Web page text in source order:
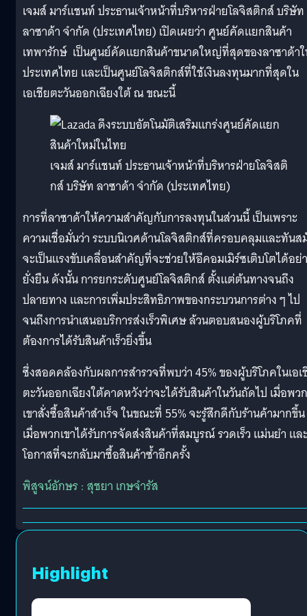
เจมส์ มาร์แชนท์ ประธานเจ้าหน้าที่บริหารฝ่ายโลจิสติกส์ บริษัท
ลาซาด้า จำกัด (ประเทศไทย) เปิดเผยว่า ศูนย์คัดแยกสินค้า
เทพารักษ์ เป็นศูนย์คัดแยกสินค้าขนาดใหญ่ที่สุดของลาซาด้า
ประเทศไทย และเป็นศูนย์โลจิสติกส์ที่ใช้เงินลงทุนมากที่สุดใน
เอเชียตะวันออกเฉียงใต้ ณ ขณะนี้
เจมส์ มาร์แชนท์ ประธานเจ้าหน้าที่บริหารฝ่ายโลจิสติ
กส์ บริษัท ลาซาด้า จำกัด (ประเทศไทย)
การที่ลาซาด้าให้ความสำคัญกับการลงทุนในส่วนนี้ เป็นเพราะ
ความเชื่อมั่นว่า ระบบนิเวศด้านโลจิสติกส์ที่ครอบคลุมและทันส
จะเป็นแรงขับเคลื่อนสำคัญที่จะช่วยให้อีคอมเมิร์ซเติบโตได้อย่
ยั่งยืน ดังนั้น การยกระดับศูนย์โลจิสติกส์ ตั้งแต่ต้นทางจนถึง
ปลายทาง และการเพิ่มประสิทธิภาพของกระบวนการต่าง ๆ ไป
จนถึงการนำเสนอบริการส่งเร็วพิเศษ ล้วนตอบสนองผู้บริโภคที่
ต้องการได้รับสินค้าเร็วยิ่งขึ้น
ซึ่งสอดคล้องกับผลการสำรวจที่พบว่า 45% ของผู้บริโภคในเอเ
ตะวันออกเฉียงใต้คาดหวังว่าจะได้รับสินค้าในวันถัดไป เมื่อพวก
เขาสั่งซื้อสินค้าสำเร็จ ในขณะที่ 55% จะรู้สึกดีกับร้านค้ามากขึ้น
เมื่อพวกเขาได้รับการจัดส่งสินค้าที่สมบูรณ์ รวดเร็ว แม่นยำ แล
โอกาสที่จะกลับมาซื้อสินค้าซ้ำอีกครั้ง
พิสูจน์อักษร : สุชยา เกษจำรัส
Highlight